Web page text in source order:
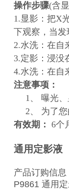
操作步骤(含
1.显影：把X
下观察，当
2.水洗：在自
3.定影：浸没
4.水洗：在自
注意事项：
1、 曝光
2、 为了
有效期： 6个
通用定影液
产品订购信息
P9861 通用